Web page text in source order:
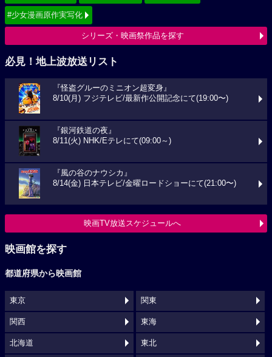
#少女漫画原作実写化
シリーズ・映画祭作品を探す
必見！地上波放送リスト
『怪盗グルーのミニオン超変身』
8/10(月) フジテレビ/最新作公開記念にて(19:00〜)
『銀河鉄道の夜』
8/11(火) NHK/Eテレにて(09:00～)
『風の谷のナウシカ』
8/14(金) 日本テレビ/金曜ロードショーにて(21:00〜)
映画TV放送スケジュールへ
映画館を探す
都道府県から映画館
東京 関東
関西 東海
北海道 東北